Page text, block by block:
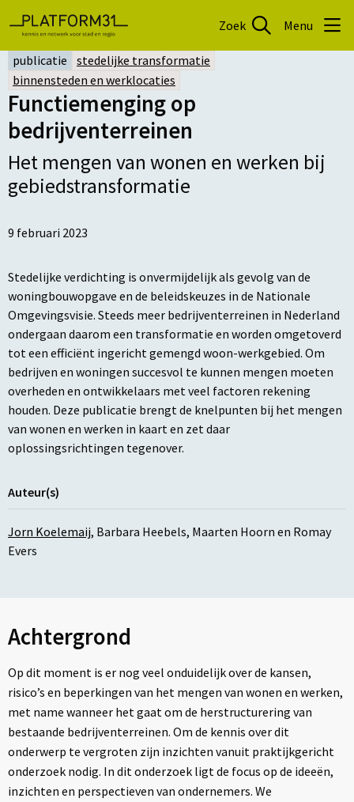
Zoek Menu
publicatie
stedelijke transformatie
binnensteden en werklocaties
Functiemenging op
bedrijventerreinen
Het mengen van wonen en werken bij
gebiedstransformatie
9 februari 2023
Stedelijke verdichting is onvermijdelijk als gevolg van de
woningbouwopgave en de beleidskeuzes in de Nationale
Omgevingsvisie. Steeds meer bedrijventerreinen in Nederland
ondergaan daarom een transformatie en worden omgetoverd
tot een efficiënt ingericht gemengd woon-werkgebied. Om
bedrijven en woningen succesvol te kunnen mengen moeten
overheden en ontwikkelaars met veel factoren rekening
houden. Deze publicatie brengt de knelpunten bij het mengen
van wonen en werken in kaart en zet daar
oplossingsrichtingen tegenover.
Auteur(s)
Jorn Koelemaij, Barbara Heebels, Maarten Hoorn en Romay
Evers
Achtergrond
Op dit moment is er nog veel onduidelijk over de kansen,
risico’s en beperkingen van het mengen van wonen en werken,
met name wanneer het gaat om de herstructurering van
bestaande bedrijventerreinen. Om de kennis over dit
onderwerp te vergroten zijn inzichten vanuit praktijkgericht
onderzoek nodig. In dit onderzoek ligt de focus op de ideeën,
inzichten en perspectieven van ondernemers. We